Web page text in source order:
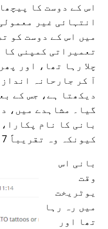
اس کے دوست کا
انتہائی غیر
میں اس کے دوست کو
تعمیراتی کمپنی
چلا رہا تھا، اور
آ کر جارحانہ
دیکھتا ہے، جس کے
گیا۔ مشاہدے میں،
بانی کا نام
کیونکہ وہ تقریباً 7 سال سے اسے نہیں دیکھا تھا۔
بانی اس
وقت
یوٹریخت
میں رہ رہا
تھا اور